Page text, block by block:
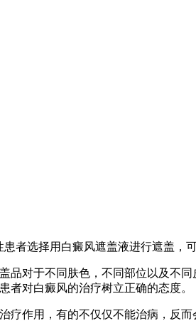
选择用白癜风遮盖液进行遮盖，
对于不同肤色，不同部位以及不同
者对白癜风的治疗树立正确的态度。
作用，有的不仅仅不能治病，反而